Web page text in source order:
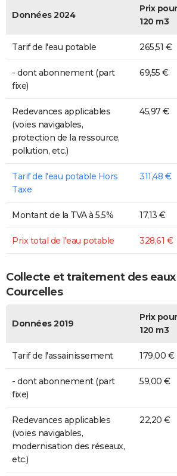
Données 2024
Prix pour
120 m3
Tarif de l'eau potable 265,51 €
- dont abonnement (part
fixe)
69,55 €
Redevances applicables
(voies navigables,
protection de la ressource,
pollution, etc.)
45,97 €
Tarif de l'eau potable Hors
Taxe
311,48 €
Montant de la TVA à 5,5% 17,13 €
Prix total de l'eau potable 328,61 €
Collecte et traitement des eaux
Courcelles
Données 2019
Prix pour
120 m3
Tarif de l'assainissement 179,00 €
- dont abonnement (part
fixe)
59,00 €
Redevances applicables
(voies navigables,
modernisation des réseaux,
etc.)
22,20 €